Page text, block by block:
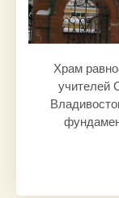
Храм
учителей